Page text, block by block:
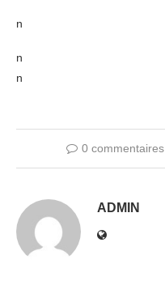
n
n
n
0 commentaires
ADMIN